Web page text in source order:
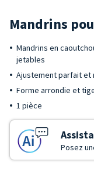
Mandrins
Mandrins en
jetables
Ajustement parfait et
Forme arrondie et
1 pièce
Posez